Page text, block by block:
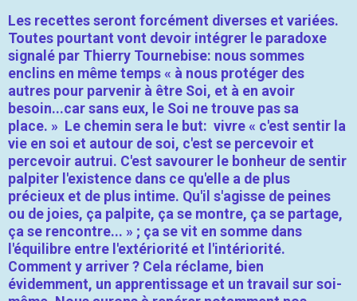
Les recettes seront forcément diverses et variées.
Toutes pourtant vont devoir intégrer le paradoxe
signalé par Thierry Tournebise: nous sommes
enclins en même temps « à nous protéger des
autres pour parvenir à être Soi, et à en avoir
besoin...car sans eux, le Soi ne trouve pas sa
place. » Le chemin sera le but: vivre « c'est sentir la
vie en soi et autour de soi, c'est se percevoir et
percevoir autrui. C'est savourer le bonheur de sentir
palpiter l'existence dans ce qu'elle a de plus
précieux et de plus intime. Qu'il s'agisse de peines
ou de joies, ça palpite, ça se montre, ça se partage,
ça se rencontre... » ; ça se vit en somme dans
l'équilibre entre l'extériorité et l'intériorité.
Comment y arriver ? Cela réclame, bien
évidemment, un apprentissage et un travail sur soi-